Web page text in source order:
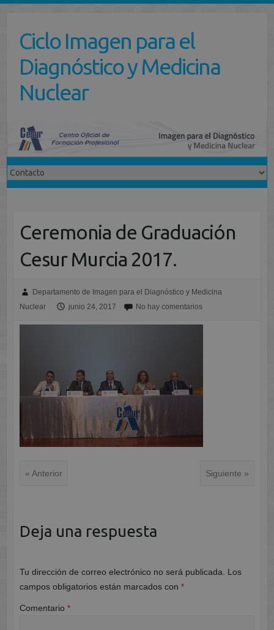
contenidoCiclo Imagen para el
Diagnóstico y Medicina
Nuclear
Ceremonia de Graduación
Cesur Murcia 2017.
Departamento de Imagen para el Diagnóstico y Medicina
Nuclear
junio 24, 2017 No hay comentarios
« Anterior Siguiente »
Deja una respuesta
Tu dirección de correo electrónico no será publicada.
Los
campos obligatorios están marcados con *
Comentario *